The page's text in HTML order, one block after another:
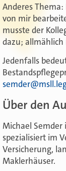
Anderes
von mir
musste der
dazu; allmählich
Jedenfalls
semder
Über den
Michael
spezialisiert im
Versicherung,
Maklerhäuser.